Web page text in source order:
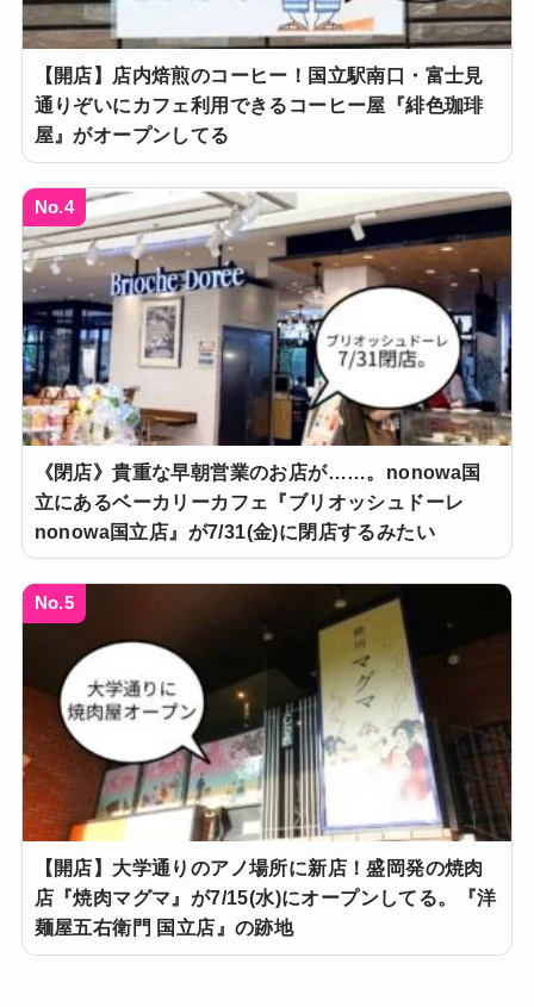
【開店】店内焙煎のコーヒー！国立駅南口・富士見
通りぞいにカフェ利用できるコーヒー屋『緋色珈琲
屋』がオープンしてる
No.4
《閉店》貴重な早朝営業のお店が……。nonowa国
立にあるベーカリーカフェ『ブリオッシュドーレ
nonowa国立店』が7/31(金)に閉店するみたい
No.5
【開店】大学通りのアノ場所に新店！盛岡発の焼肉
店『焼肉マグマ』が7/15(水)にオープンしてる。『洋
麺屋五右衛門 国立店』の跡地